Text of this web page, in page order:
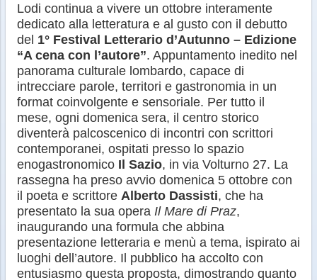
Lodi continua a vivere un ottobre interamente
dedicato alla letteratura e al gusto con il debutto
del 1° Festival Letterario d’Autunno – Edizione
“A cena con l’autore”. Appuntamento inedito nel
panorama culturale lombardo, capace di
intrecciare parole, territori e gastronomia in un
format coinvolgente e sensoriale. Per tutto il
mese, ogni domenica sera, il centro storico
diventerà palcoscenico di incontri con scrittori
contemporanei, ospitati presso lo spazio
enogastronomico Il Sazio, in via Volturno 27. La
rassegna ha preso avvio domenica 5 ottobre con
il poeta e scrittore Alberto Dassisti, che ha
presentato la sua opera Il Mare di Praz,
inaugurando una formula che abbina
presentazione letteraria e menù a tema, ispirato ai
luoghi dell’autore. Il pubblico ha accolto con
entusiasmo questa proposta, dimostrando quanto